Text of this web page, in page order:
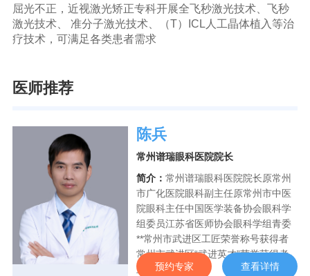
屈光不正，近视激光矫正专科开展全飞秒激光技术、飞秒
激光技术、 准分子激光技术、（T）ICL人工晶体植入等治
疗技术，可满足各类患者需求
医师推荐
陈兵
常州谱瑞眼科医院院长
简介：常州谱瑞眼科医院院长原常州
市广化医院眼科副主任原常州市中医
院眼科主任中国医学装备协会眼科学
组委员江苏省医师协会眼科学组青委
**常州市武进区工匠荣誉称号获得者
常州市武进区“武进英才”荣誉获得者
主编中国《···
预约专家 查看详情